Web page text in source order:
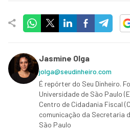
Jasmine Olga
jolga@seudinheiro.com
É repórter do Seu Dinheiro.
Universidade de São Paulo
Centro de Cidadania Fiscal
comunicação da Secretaria
São Paulo